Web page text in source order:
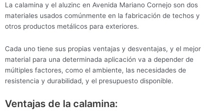
La calamina y el aluzinc en Avenida Mariano Cornejo son dos
materiales usados comúnmente en la fabricación de techos y
otros productos metálicos para exteriores.
Cada uno tiene sus propias ventajas y desventajas, y el mejor
material para una determinada aplicación va a depender de
múltiples factores, como el ambiente, las necesidades de
resistencia y durabilidad, y el presupuesto disponible.
Ventajas de la calamina: